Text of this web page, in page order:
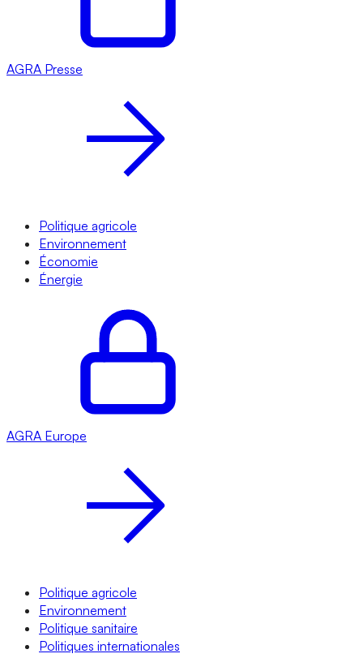
AGRA Presse
Politique agricole
Environnement
Économie
Énergie
AGRA Europe
Politique agricole
Environnement
Politique sanitaire
Politiques internationales